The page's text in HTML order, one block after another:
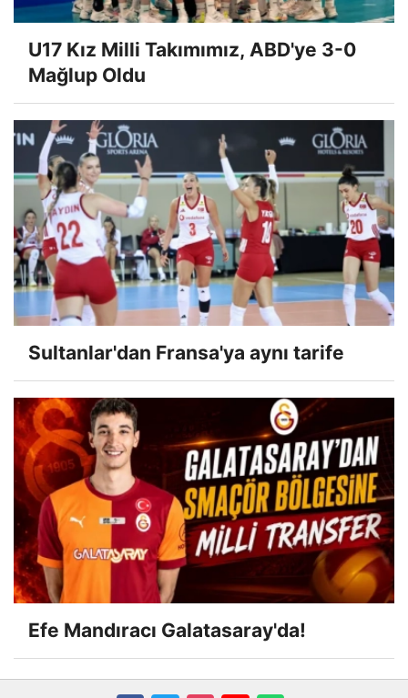
U17 Kız Milli Takımımız, ABD'ye 3-0
Mağlup Oldu
Sultanlar'dan Fransa'ya aynı tarife
Efe Mandıracı Galatasaray'da!